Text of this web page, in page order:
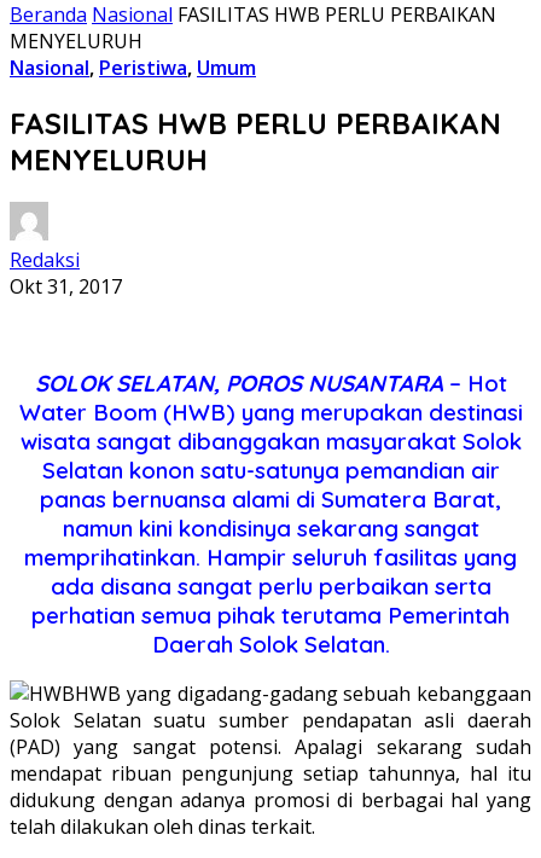
Beranda Nasional FASILITAS HWB PERLU PERBAIKAN
MENYELURUH
Nasional, Peristiwa, Umum
FASILITAS HWB PERLU PERBAIKAN
MENYELURUH
Redaksi
Okt 31, 2017
SOLOK SELATAN, POROS NUSANTARA– Hot
Water Boom (HWB) yang merupakan destinasi
wisata sangat dibanggakan masyarakat Solok
Selatan konon satu-satunya pemandian air
panas bernuansa alami di Sumatera Barat,
namun kini kondisinya sekarang sangat
memprihatinkan. Hampir seluruh fasilitas yang
ada disana sangat perlu perbaikan serta
perhatian semua pihak terutama Pemerintah
Daerah Solok Selatan.
HWB yang digadang-gadang sebuah kebanggaan
Solok Selatan suatu sumber pendapatan asli daerah
(PAD) yang sangat potensi. Apalagi sekarang sudah
mendapat ribuan pengunjung setiap tahunnya, hal itu
didukung dengan adanya promosi di berbagai hal yang
telah dilakukan oleh dinas terkait.